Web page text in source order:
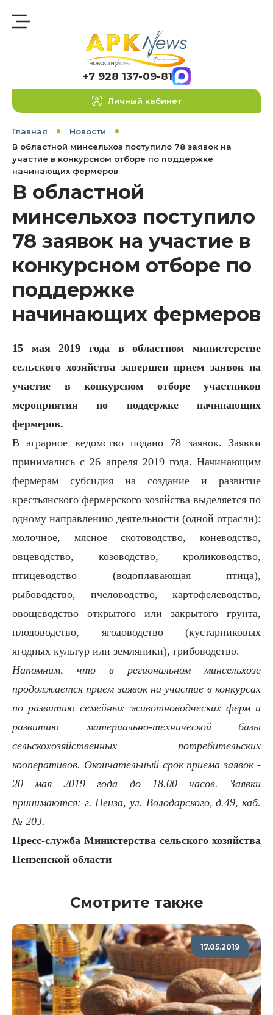
+7 928 137-09-81
Личный кабинет
Главная
Новости
В областной минсельхоз поступило 78 заявок на
участие в конкурсном отборе по поддержке
начинающих фермеров
В областной
минсельхоз поступило
78 заявок на участие в
конкурсном отборе по
поддержке
начинающих фермеров
15 мая 2019 года в областном министерстве
сельского хозяйства завершен прием заявок на
участие в конкурсном отборе участников
мероприятия по поддержке начинающих
фермеров.
В аграрное ведомство подано 78 заявок. Заявки
принимались с 26 апреля 2019 года. Начинающим
фермерам субсидия на создание и развитие
крестьянского фермерского хозяйства выделяется по
одному направлению деятельности (одной отрасли):
молочное, мясное скотоводство, коневодство,
овцеводство, козоводство, кролиководство,
птицеводство (водоплавающая птица),
рыбоводство, пчеловодство, картофелеводство,
овощеводство открытого или закрытого грунта,
плодоводство, ягодоводство (кустарниковых
ягодных культур или земляники), грибоводство.
Напомним, что в региональном минсельхозе
продолжается прием заявок на участие в конкурсах
по развитию семейных животноводческих ферм и
развитию материально-технической базы
сельскохозяйственных потребительских
кооперативов. Окончательный срок приема заявок -
20 мая 2019 года до 18.00 часов. Заявки
принимаются: г. Пенза, ул. Володарского, д.49, каб.
№ 203.
Пресс-служба Министерства сельского хозяйства
Пензенской области
Смотрите также
17.05.2019